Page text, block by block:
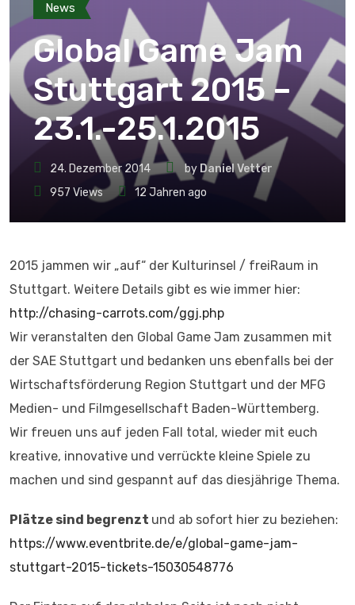
News
Global Game Jam
Stuttgart 2015 –
23.1.-25.1.2015
24. Dezember 2014 by Daniel Vetter
957 Views 12 Jahren ago
2015 jammen wir „auf“ der Kulturinsel / freiRaum in
Stuttgart. Weitere Details gibt es wie immer hier:
http://chasing-carrots.com/ggj.php
Wir veranstalten den Global Game Jam zusammen mit
der SAE Stuttgart und bedanken uns ebenfalls bei der
Wirtschaftsförderung Region Stuttgart und der MFG
Medien- und Filmgesellschaft Baden-Württemberg.
Wir freuen uns auf jeden Fall total, wieder mit euch
kreative, innovative und verrückte kleine Spiele zu
machen und sind gespannt auf das diesjährige Thema.
Plätze sind begrenzt und ab sofort hier zu beziehen:
https://www.eventbrite.de/e/global-game-jam-
stuttgart-2015-tickets-15030548776